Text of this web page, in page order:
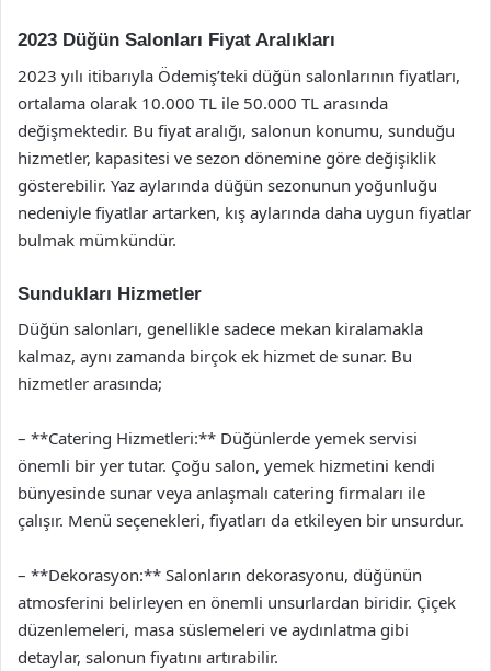
2023 Düğün Salonları Fiyat Aralıkları
2023 yılı itibarıyla Ödemiş’teki düğün salonlarının fiyatları,
ortalama olarak 10.000 TL ile 50.000 TL arasında
değişmektedir. Bu fiyat aralığı, salonun konumu, sunduğu
hizmetler, kapasitesi ve sezon dönemine göre değişiklik
gösterebilir. Yaz aylarında düğün sezonunun yoğunluğu
nedeniyle fiyatlar artarken, kış aylarında daha uygun fiyatlar
bulmak mümkündür.
Sundukları Hizmetler
Düğün salonları, genellikle sadece mekan kiralamakla
kalmaz, aynı zamanda birçok ek hizmet de sunar. Bu
hizmetler arasında;
– **Catering Hizmetleri:** Düğünlerde yemek servisi
önemli bir yer tutar. Çoğu salon, yemek hizmetini kendi
bünyesinde sunar veya anlaşmalı catering firmaları ile
çalışır. Menü seçenekleri, fiyatları da etkileyen bir unsurdur.
– **Dekorasyon:** Salonların dekorasyonu, düğünün
atmosferini belirleyen en önemli unsurlardan biridir. Çiçek
düzenlemeleri, masa süslemeleri ve aydınlatma gibi
detaylar, salonun fiyatını artırabilir.